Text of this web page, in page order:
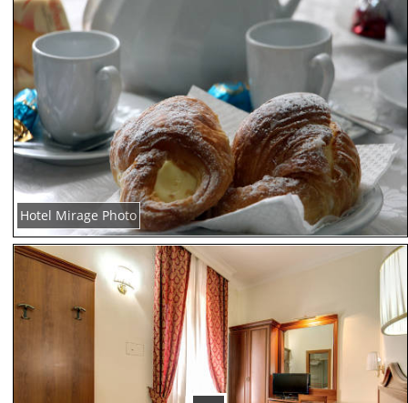
Hotel Mirage Photo